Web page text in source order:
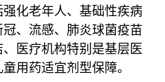
化老年人、基础性疾病
、流感、肺炎球菌疫苗
医疗机构特别是基层医
用药适宜剂型保障。